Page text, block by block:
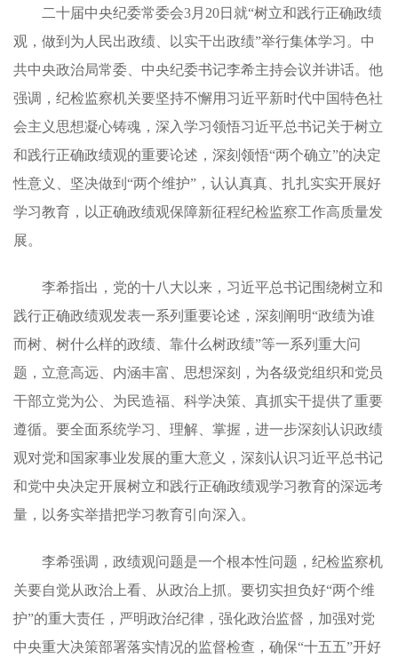
二十届中央纪委常委会3月20日就“树立和践行正确政绩
观，做到为人民出政绩、以实干出政绩”举行集体学习。中
共中央政治局常委、中央纪委书记李希主持会议并讲话。他
强调，纪检监察机关要坚持不懈用习近平新时代中国特色社
会主义思想凝心铸魂，深入学习领悟习近平总书记关于树立
和践行正确政绩观的重要论述，深刻领悟“两个确立”的决定
性意义、坚决做到“两个维护”，认认真真、扎扎实实开展好
学习教育，以正确政绩观保障新征程纪检监察工作高质量发
展。
李希指出，党的十八大以来，习近平总书记围绕树立和
践行正确政绩观发表一系列重要论述，深刻阐明“政绩为谁
而树、树什么样的政绩、靠什么树政绩”等一系列重大问
题，立意高远、内涵丰富、思想深刻，为各级党组织和党员
干部立党为公、为民造福、科学决策、真抓实干提供了重要
遵循。要全面系统学习、理解、掌握，进一步深刻认识政绩
观对党和国家事业发展的重大意义，深刻认识习近平总书记
和党中央决定开展树立和践行正确政绩观学习教育的深远考
量，以务实举措把学习教育引向深入。
李希强调，政绩观问题是一个根本性问题，纪检监察机
关要自觉从政治上看、从政治上抓。要切实担负好“两个维
护”的重大责任，严明政治纪律，强化政治监督，加强对党
中央重大决策部署落实情况的监督检查，确保“十五五”开好